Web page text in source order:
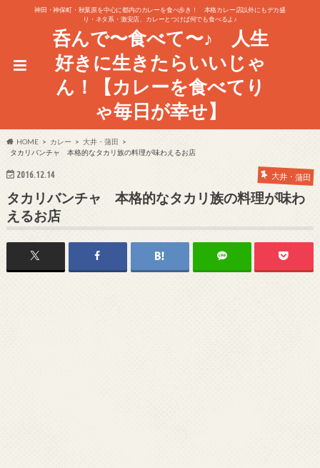
神田・神保町・秋葉原を中心に都内のカレーを食べ歩き！ 本格カレー店以外にもデカ盛
り・ネタ系・激安店、カレーとつけば何でも食べるよ♪
呑んで〜食べて〜♪ 人生
好きに生きたらいいじゃ
ん！【カレーを食べてり
ゃ毎日が幸せ】
HOME カレー
大井・蒲田
タカリバンチャ 本格的なタカリ族の料理が味わえるお店
2016.12.14 大井・蒲田
タカリバンチャ 本格的なタカリ族の料理が味わ
えるお店